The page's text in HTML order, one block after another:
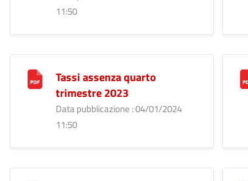
11:50
Tassi assenza quarto
trimestre 2023
Data pubblicazione : 04/01/2024
11:50